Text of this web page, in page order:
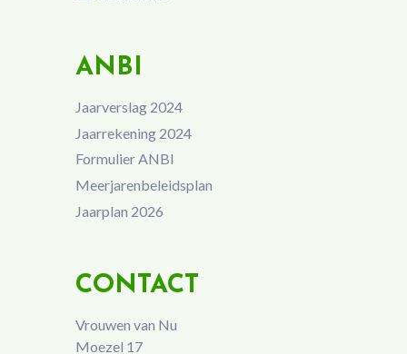
ANBI
Jaarverslag 2024
Jaarrekening 2024
Formulier ANBI
Meerjarenbeleidsplan
Jaarplan 2026
CONTACT
Vrouwen van Nu
Moezel 17